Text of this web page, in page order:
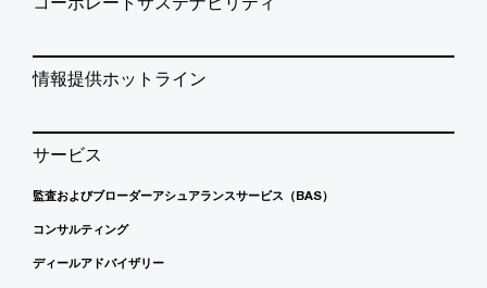
情報提供ホットライン
サービス
監査およびブローダーアシュアランスサービス（BAS）
コンサルティング
ディールアドバイザリー